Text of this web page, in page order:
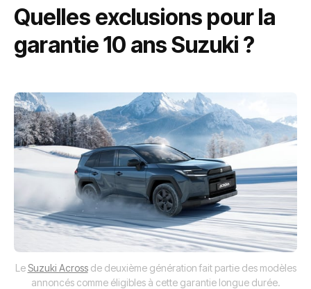
Quelles exclusions pour la
garantie 10 ans Suzuki ?
LeSuzuki Acrossde deuxième génération fait partie des modèles
annoncés comme éligibles à cette garantie longue durée.